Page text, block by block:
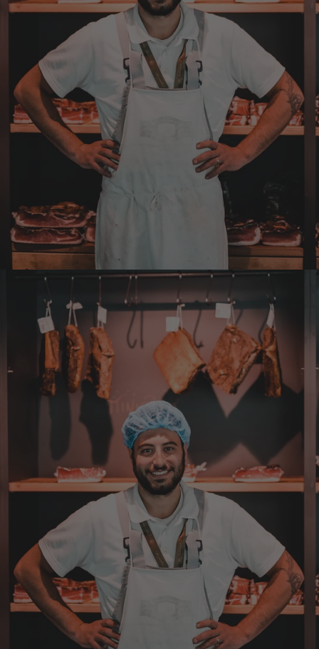
Verifizierter Kunde
Der Schinken schmeckt sehr gut durch die
Bergkräuter. Ich würde mir wünschen
einzelne Teile zu bestellen. Meistens sind es
Pakete. Bin Rentnerin und brauche nicht so
7.8.2026
Ulrich
Verifizierter Kunde
Tolles Angebot, Qualität und Geschmack -
Note 1
7.8.2026
Verifizierter Kunde
Wünsche zu erfüllen !! Vielen Dank dafür!!
7.8.2026
Anonym
Bisher alles lecker und gut.
Roland
Verifizierter Kunde
Hallo Ich konnte erst heute mein Paket
abholen , bin sehr überrascht kann Euch nur
weiter empfehlen Lg Roland Rihaczek
6.8.2026
Thorsten
Verifizierter Kunde
Die Abläufe sind super einfach. Die Ware hat
eine sensationelle Qualität und die Lieferung
erfolgt schnell und zuverlässig. 👍